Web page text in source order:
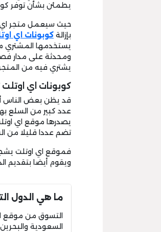
يطمئن بشأن توفر
حيث سيعمل متجر اي
بإزالة كوبونات اي
يستخدمها المشتري
ومحدثة على مدار
يشتري فيه من
كوبونات اي اوتلت
قد يظن بعض الناس
عدد كبير من السلع
يصدرها موقع اي
تضم عددا قليلا من
فموقع اي اوتلت
ويقوم أيضا بتقديم
ما هي الدول
التسوق من موقع اي
السعودية